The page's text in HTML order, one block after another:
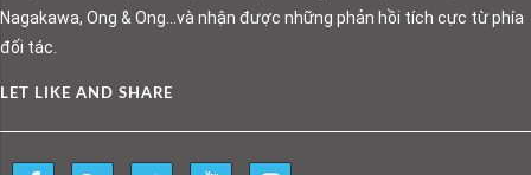
Nagakawa, Ong & Ong…và nhận được những phản hồi tích cực từ phía
đối tác.
LET LIKE AND SHARE